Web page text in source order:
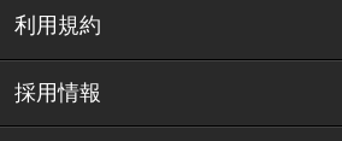
利用規約
採用情報